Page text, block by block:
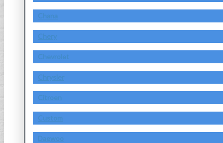
Chana
Chery
Chevrolet
Chrysler
Citroen
Custom
Daewoo